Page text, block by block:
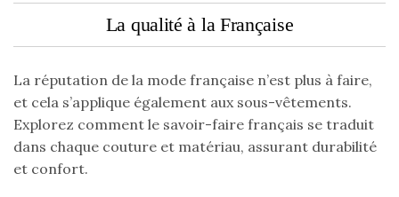
La qualité à la Française
La réputation de la mode française n’est plus à faire,
et cela s’applique également aux sous-vêtements.
Explorez comment le savoir-faire français se traduit
dans chaque couture et matériau, assurant durabilité
et confort.